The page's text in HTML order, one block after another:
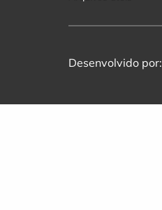
Desenvolvido por: